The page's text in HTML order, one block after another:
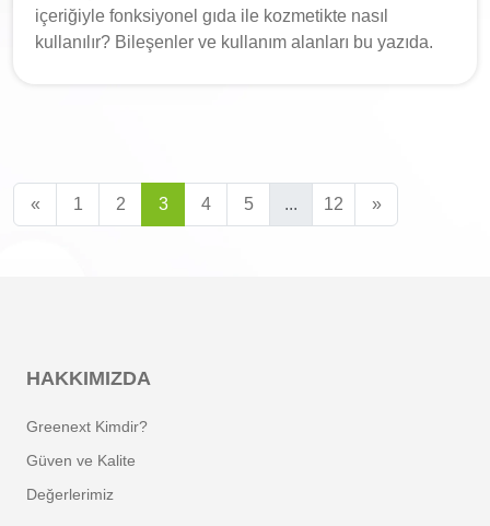
içeriğiyle fonksiyonel gıda ile kozmetikte nasıl
kullanılır? Bileşenler ve kullanım alanları bu yazıda.
« 1 2 3 4 5 ... 12 »
HAKKIMIZDA
Greenext Kimdir?
Güven ve Kalite
Değerlerimiz